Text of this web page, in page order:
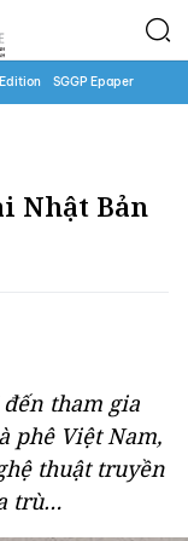
SGGP Epaper
Nhật Bản
tham gia
phê Việt Nam,
thuật truyền
trù…